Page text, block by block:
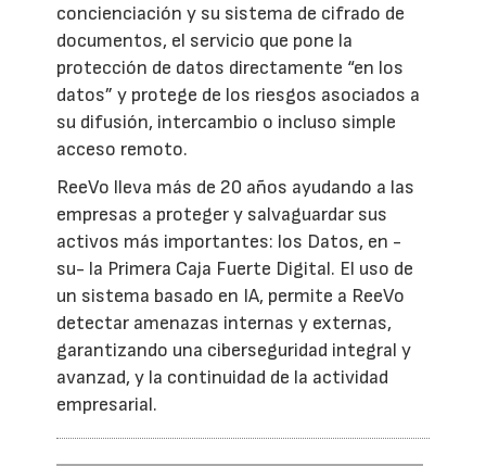
concienciación y su sistema de cifrado de
documentos, el servicio que pone la
protección de datos directamente “en los
datos” y protege de los riesgos asociados a
su difusión, intercambio o incluso simple
acceso remoto.
ReeVo lleva más de 20 años ayudando a las
empresas a proteger y salvaguardar sus
activos más importantes: los Datos, en -
su- la Primera Caja Fuerte Digital. El uso de
un sistema basado en IA, permite a ReeVo
detectar amenazas internas y externas,
garantizando una ciberseguridad integral y
avanzad, y la continuidad de la actividad
empresarial.